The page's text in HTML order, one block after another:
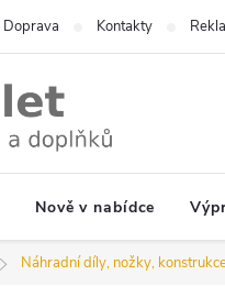
Doprava Kontakty
Nově v nabídce
Náhradní díly, nožky,